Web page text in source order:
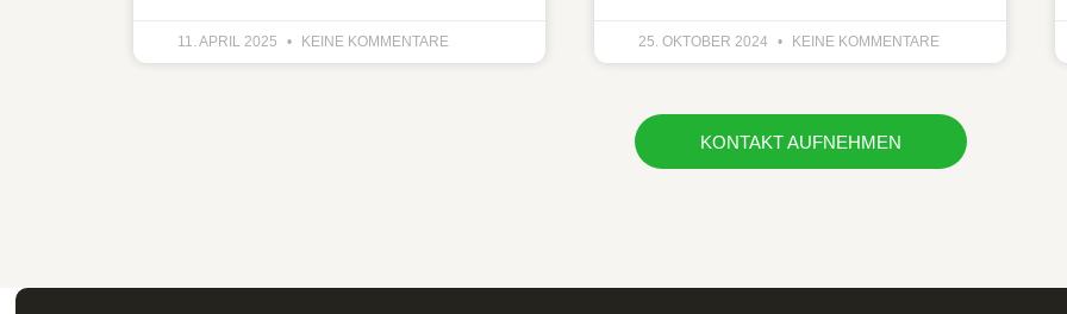
11. APRIL 2025 KEINE KOMMENTARE 25. OKTOBER 2024 KEINE KOMMENTARE
KONTAKT AUFNEHMEN